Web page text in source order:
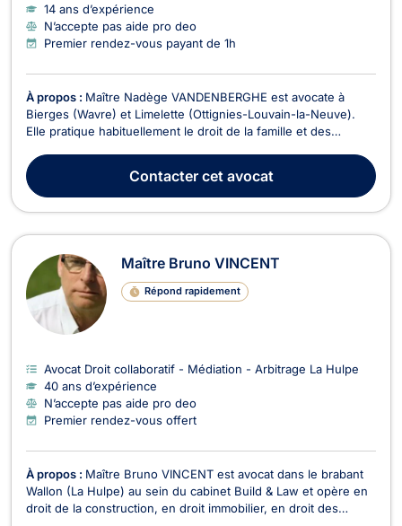
14 ans d’expérience
N’accepte pas aide pro deo
Premier rendez-vous payant de 1h
À propos : Maître Nadège VANDENBERGHE est avocate à
Bierges (Wavre) et Limelette (Ottignies-Louvain-la-Neuve).
Elle pratique habituellement le droit de la famille et des
commercial. Maître Nadège VANDENBERGHE est compétente
en droit du divorce (amiable ou contentieux) d...
Contactercet avocat
Maître Bruno VINCENT
Répond rapidement
Avocat Droit collaboratif - Médiation - Arbitrage La Hulpe
40 ans d’expérience
N’accepte pas aide pro deo
Premier rendez-vous offert
À propos : Maître Bruno VINCENT est avocat dans le brabant
Wallon (La Hulpe) au sein du cabinet Build & Law et opère en
droit de la construction, en droit immobilier, en droit des